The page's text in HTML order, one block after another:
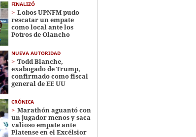
FINALIZÓ
Lobos UPNFM pudo
rescatar un empate
como local ante los
Potros de Olancho
NUEVA AUTORIDAD
Todd Blanche,
exabogado de Trump,
confirmado como fiscal
general de EE UU
CRÓNICA
Marathón aguantó con
un jugador menos y saca
valioso empate ante
Platense en el Excélsior